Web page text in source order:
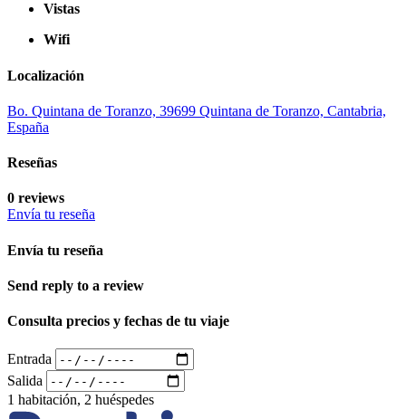
Vistas
Wifi
Localización
Bo. Quintana de Toranzo, 39699 Quintana de Toranzo, Cantabria,
España
Reseñas
0 reviews
Envía tu reseña
Envía tu reseña
Send reply to a review
Consulta precios y fechas de tu viaje
Entrada
Salida
1 habitación, 2 huéspedes